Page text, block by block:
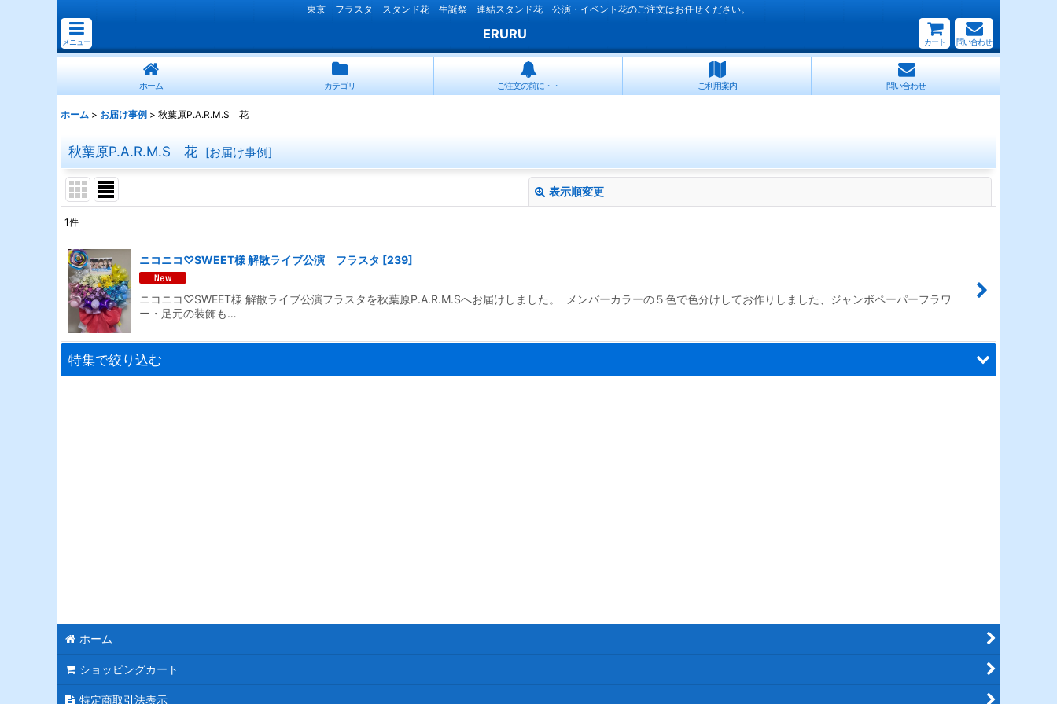
東京 フラスタ スタンド花 生誕祭 連結スタンド花 公演・イベント花のご注文はお任せください。
メニュー
ERURU
カート 問い合わせ
ホーム カテゴリ ご注文の前に・・ ご利用案内 問い合わせ
ホーム > お届け事例 > 秋葉原P.A.R.M.S 花
秋葉原P.A.R.M.S 花 [お届け事例]
表示順変更
並び順:
1件
ニコニコ♡SWEET様 解散ライブ公演 フラスタ [239]
ニコニコ♡SWEET様 解散ライブ公演フラスタを秋葉原P.A.R.M.Sへお届けしました。 メンバーカラーの５色で色分けしてお作りしました、ジャンボペーパーフラワ
ー・足元の装飾も…
特集で絞り込む
グリーン
イエロー
ホーム
ショッピングカート
特定商取引法表示